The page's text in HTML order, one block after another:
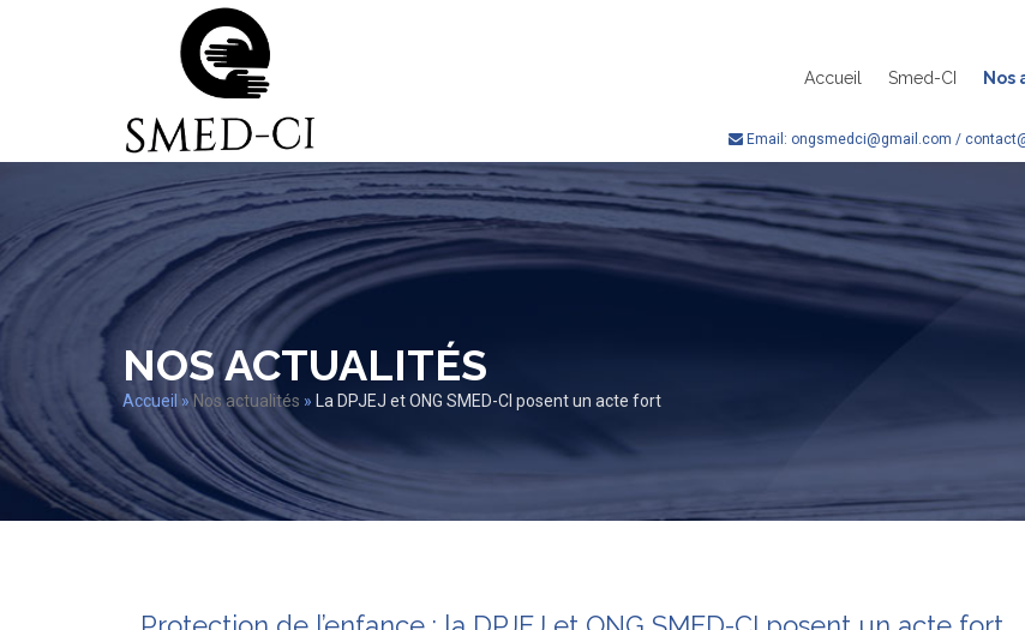
Accueil Smed-CI Nos
Email: ongsmedci@gmail.com /
NOS ACTUALITÉS
Accueil »Nos actualités » La DPJEJ et ONG SMED-CI posent un acte fort